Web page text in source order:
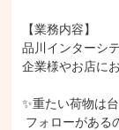
【業務内容】
品川インターシ
企業様やお店に
✨重たい荷物は
フォローがある